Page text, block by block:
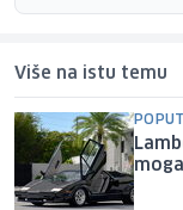
Više na istu temu